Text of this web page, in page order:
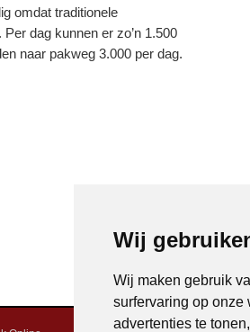
Wij
Wij maken gebruik
surfervaring op onze
advertenties te
omdat traditionele
dag kunnen er zo’n 1.500
naar pakweg 3.000 per dag.